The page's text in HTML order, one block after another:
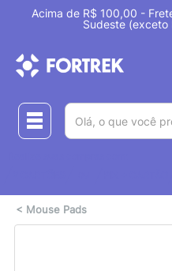
Acima de R$ 100,00 -
Sudeste (exceto
< Mouse Pads